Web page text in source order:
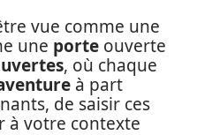
vue comme une
une porte ouverte
, où chaque
à part
de saisir ces
à votre contexte